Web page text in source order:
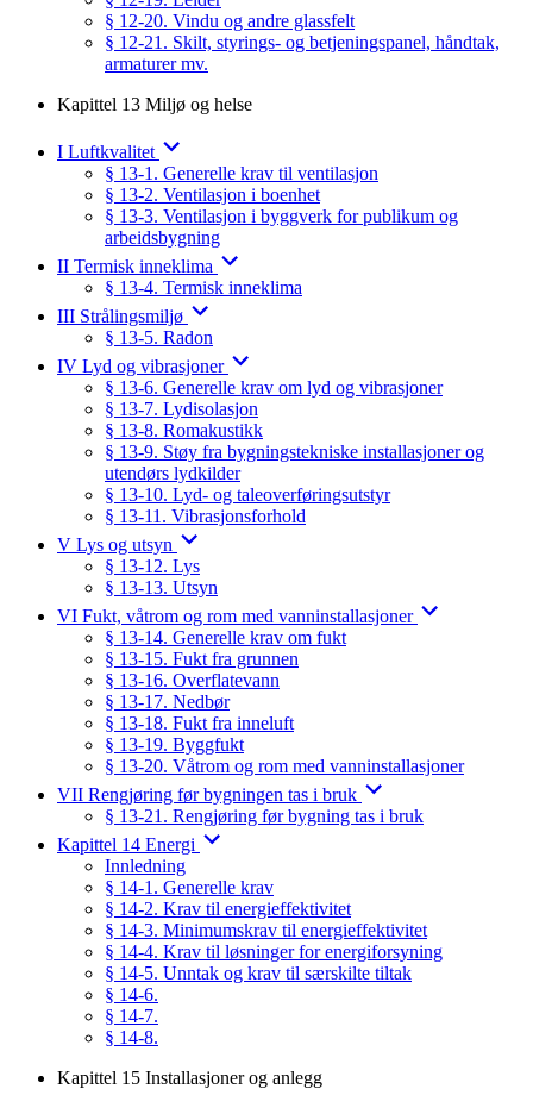
§ 12-20. Vindu og andre glassfelt
§ 12-21. Skilt, styrings- og betjeningspanel, håndtak,
armaturer mv.
Kapittel 13 Miljø og helse
I Luftkvalitet
§ 13-1. Generelle krav til ventilasjon
§ 13-2. Ventilasjon i boenhet
§ 13-3. Ventilasjon i byggverk for publikum og
arbeidsbygning
II Termisk inneklima
§ 13-4. Termisk inneklima
III Strålingsmiljø
§ 13-5. Radon
IV Lyd og vibrasjoner
§ 13-6. Generelle krav om lyd og vibrasjoner
§ 13-7. Lydisolasjon
§ 13-8. Romakustikk
§ 13-9. Støy fra bygningstekniske installasjoner og
utendørs lydkilder
§ 13-10. Lyd- og taleoverføringsutstyr
§ 13-11. Vibrasjonsforhold
V Lys og utsyn
§ 13-12. Lys
§ 13-13. Utsyn
VI Fukt, våtrom og rom med vanninstallasjoner
§ 13-14. Generelle krav om fukt
§ 13-15. Fukt fra grunnen
§ 13-16. Overflatevann
§ 13-17. Nedbør
§ 13-18. Fukt fra inneluft
§ 13-19. Byggfukt
§ 13-20. Våtrom og rom med vanninstallasjoner
VII Rengjøring før bygningen tas i bruk
§ 13-21. Rengjøring før bygning tas i bruk
Kapittel 14 Energi
Innledning
§ 14-1. Generelle krav
§ 14-2. Krav til energieffektivitet
§ 14-3. Minimumskrav til energieffektivitet
§ 14-4. Krav til løsninger for energiforsyning
§ 14-5. Unntak og krav til særskilte tiltak
§ 14-6.
§ 14-7.
§ 14-8.
Kapittel 15 Installasjoner og anlegg